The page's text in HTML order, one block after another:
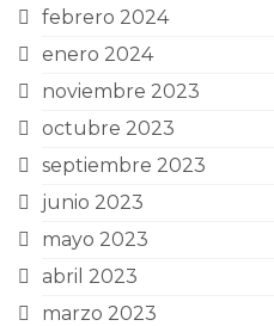
febrero 2024
enero 2024
noviembre 2023
octubre 2023
septiembre 2023
junio 2023
mayo 2023
abril 2023
marzo 2023